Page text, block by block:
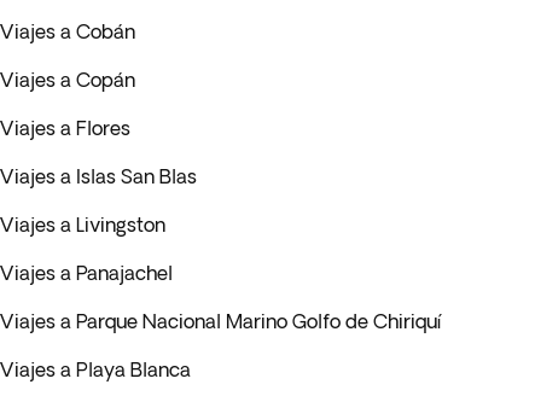
Viajes a Cobán
Viajes a Copán
Viajes a Flores
Viajes a Islas San Blas
Viajes a Livingston
Viajes a Panajachel
Viajes a Parque Nacional Marino Golfo de Chiriquí
Viajes a Playa Blanca